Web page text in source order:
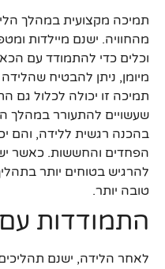
תמיכה מקצועית במהלך
מהחוויה. ישנם מיילדות
וכלים כדי להתמודד עם
מיומן, ניתן להבטיח
תמיכה זו יכולה לכלול גם
שעשויים להתעורר במהלך
בהכנה רגשית ללידה, והם
הפחדים והחששות. כאשר
להרגיש בטוחים יותר
טובה יותר.
התמודדות
לאחר הלידה, ישנם